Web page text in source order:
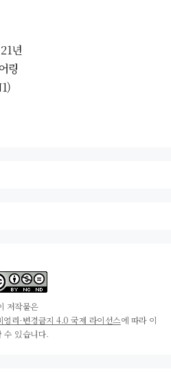
년
링
저작물은
리-변경금지 4.0 국제 라이선스에 따라 이
수 있습니다.